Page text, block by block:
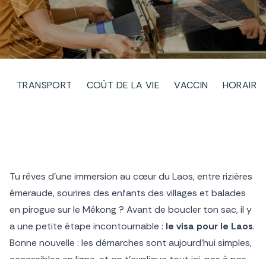
TRANSPORT COÛT DE LA VIE VACCIN HORAIRE
Tu rêves d’une immersion au cœur du Laos, entre rizières
émeraude, sourires des enfants des villages et balades
en pirogue sur le Mékong ? Avant de boucler ton sac, il y
a une petite étape incontournable : le visa pour le Laos.
Bonne nouvelle : les démarches sont aujourd’hui simples,